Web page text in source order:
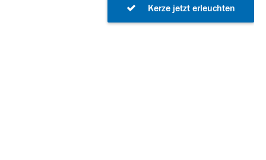
Kerze jetzt erleuchten